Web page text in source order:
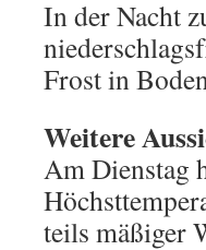
In der Nacht
Frost in
Weitere
Am Dienstag
teils mäßiger